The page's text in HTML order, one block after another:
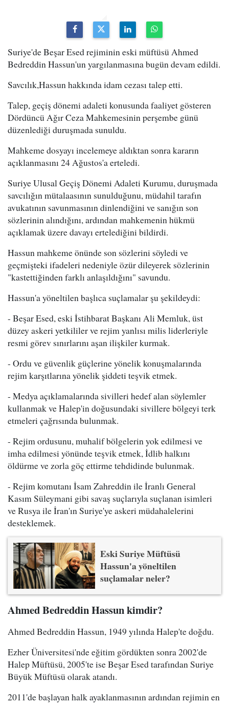
Suriye'de Beşar Esed rejiminin eski müftüsü Ahmed
Bedreddin Hassun'un yargılanmasına bugün devam edildi.
Savcılık,Hassun hakkında idam cezası talep etti.
Talep, geçiş dönemi adaleti konusunda faaliyet gösteren
Dördüncü Ağır Ceza Mahkemesinin perşembe günü
düzenlediği duruşmada sunuldu.
Mahkeme dosyayı incelemeye aldıktan sonra kararın
açıklanmasını 24 Ağustos'a erteledi.
Suriye Ulusal Geçiş Dönemi Adaleti Kurumu, duruşmada
savcılığın mütalaasının sunulduğunu, müdahil tarafın
avukatının savunmasının dinlendiğini ve sanığın son
sözlerinin alındığını, ardından mahkemenin hükmü
açıklamak üzere davayı ertelediğini bildirdi.
Hassun mahkeme önünde son sözlerini söyledi ve
geçmişteki ifadeleri nedeniyle özür dileyerek sözlerinin
"kastettiğinden farklı anlaşıldığını" savundu.
Hassun'a yöneltilen başlıca suçlamalar şu şekildeydi:
- Beşar Esed, eski İstihbarat Başkanı Ali Memluk, üst
düzey askeri yetkililer ve rejim yanlısı milis liderleriyle
resmi görev sınırlarını aşan ilişkiler kurmak.
- Ordu ve güvenlik güçlerine yönelik konuşmalarında
rejim karşıtlarına yönelik şiddeti teşvik etmek.
- Medya açıklamalarında sivilleri hedef alan söylemler
kullanmak ve Halep'in doğusundaki sivillere bölgeyi terk
etmeleri çağrısında bulunmak.
- Rejim ordusunu, muhalif bölgelerin yok edilmesi ve
imha edilmesi yönünde teşvik etmek, İdlib halkını
öldürme ve zorla göç ettirme tehdidinde bulunmak.
- Rejim komutanı İsam Zahreddin ile İranlı General
Kasım Süleymani gibi savaş suçlarıyla suçlanan isimleri
ve Rusya ile İran'ın Suriye'ye askeri müdahalelerini
desteklemek.
Eski Suriye Müftüsü
Hassun'a yöneltilen
suçlamalar neler?
Ahmed Bedreddin Hassun kimdir?
Ahmed Bedreddin Hassun, 1949 yılında Halep'te doğdu.
Ezher Üniversitesi'nde eğitim gördükten sonra 2002'de
Halep Müftüsü, 2005'te ise Beşar Esed tarafından Suriye
Büyük Müftüsü olarak atandı.
2011'de başlayan halk ayaklanmasının ardından rejimin en